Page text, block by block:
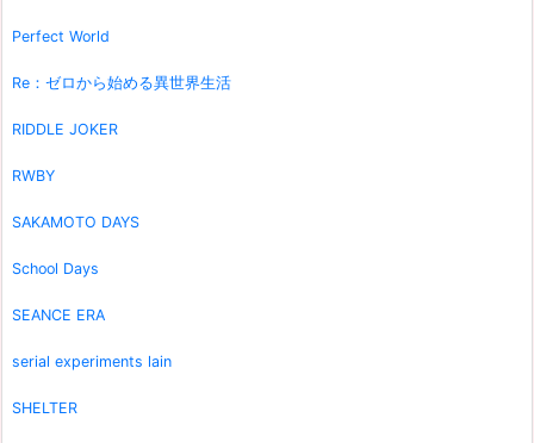
Perfect World
Re：ゼロから始める異世界生活
RIDDLE JOKER
RWBY
SAKAMOTO DAYS
School Days
SEANCE ERA
serial experiments lain
SHELTER